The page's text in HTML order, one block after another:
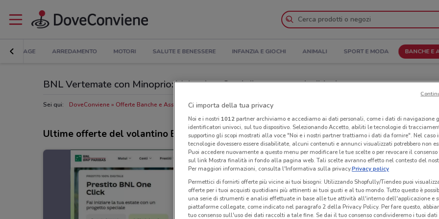
BRICOLAGE ARREDAMENTO MOTORI SALUTE E BENESSERE INFANZIA E GIOCHI ANIMALI SPORT E MODA BANCHE E
BNL Vertemate con Minoprio: Volantino, Orari di apertura e Indirizzi
Sei qui: DoveConviene Offerte Banche e Assicurazioni a Vertemate con Minoprio
Ultime offerte del volantino BNL
Ci importa della tua privacy
Noi e i nostri 1012partner archiviamo e accediamo ai dati personali, come i dati di navigazione
identificatori univoci, sul tuo dispositivo. Selezionando Accetto, abiliti le tecnologie di
supportino gli scopi mostrati alla voce "Noi e i nostri partner trattiamo i dati da fornire". Nel caso
tecnologie dovessero essere disabilitate, alcuni contenuti e annunci visualizzati potrebbero non
Puoi accedere nuovamente a questo menu per modificare le tue scelte o per revocare il
sul link Mostra finalità in fondo alla pagina web. Tali scelte avranno effetto nel contesto del
Per maggiori informazioni, consulta l'Informativa sulla privacy.Privacy policy
Permettici di fornirti offerte più vicine ai tuoi bisogni: Utilizzando Shopfully/Tiendeo puoi
offerte per i tuoi acquisti quotidiani più attinenti ai tuoi gusti e al tuo mondo. Tutto questo è
una serie di strumenti e analisi effettuate in base alle tue attività all'interno dell'applicazione e
piattaforme collegate, come indicato nel paragrafo 2 della Privacy Policy. Per fare questo,
tuo consenso sull'uso dei dati raccolti a tale fine. Se dai il tuo consenso condivideremo i tuoi dati